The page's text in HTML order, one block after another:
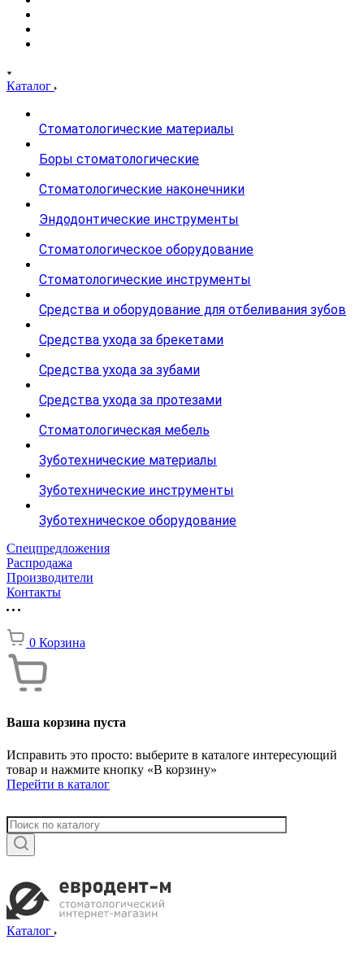
Каталог
Стоматологические материалы
Боры стоматологические
Стоматологические наконечники
Эндодонтические инструменты
Стоматологическое оборудование
Стоматологические инструменты
Средства и оборудование для отбеливания зубов
Средства ухода за брекетами
Средства ухода за зубами
Средства ухода за протезами
Стоматологическая мебель
Зуботехнические материалы
Зуботехнические инструменты
Зуботехническое оборудование
Спецпредложения
Распродажа
Производители
Контакты
0 Корзина
Ваша корзина пуста
Исправить это просто: выберите в каталоге интересующий
товар и нажмите кнопку «В корзину»
Перейти в каталог
Каталог